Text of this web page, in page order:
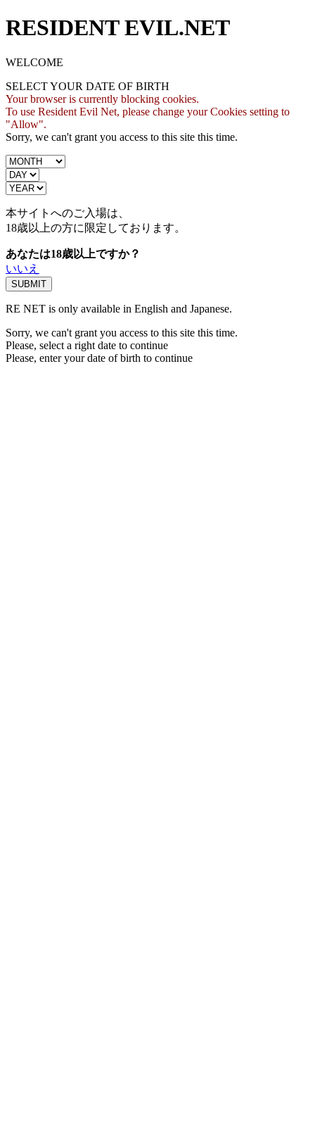
RESIDENT EVIL.NET
WELCOME
SELECT YOUR DATE OF BIRTH
Your browser is currently blocking cookies.
To use Resident Evil Net, please change your Cookies setting to
"Allow".
Sorry, we can't grant you access to this site this time.
本サイトへのご入場は、
18歳以上の方に限定しております。
あなたは18歳以上ですか？
いいえ
RE NET is only available in English and Japanese.
Sorry, we can't grant you access to this site this time.
Please, select a right date to continue
Please, enter your date of birth to continue